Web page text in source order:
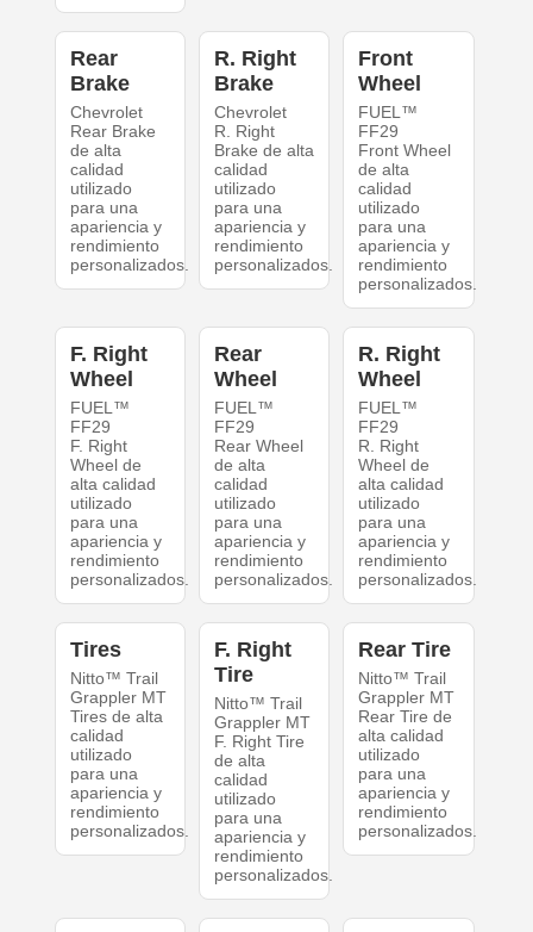
Rear
Brake
Chevrolet
Rear Brake
de alta
calidad
utilizado
para una
apariencia y
rendimiento
personalizados.
R. Right
Brake
Chevrolet
R. Right
Brake de alta
calidad
utilizado
para una
apariencia y
rendimiento
personalizados.
Front
Wheel
FUEL™
FF29
Front Wheel
de alta
calidad
utilizado
para una
apariencia y
rendimiento
personalizados.
F. Right
Wheel
FUEL™
FF29
F. Right
Wheel de
alta calidad
utilizado
para una
apariencia y
rendimiento
personalizados.
Rear
Wheel
FUEL™
FF29
Rear Wheel
de alta
calidad
utilizado
para una
apariencia y
rendimiento
personalizados.
R. Right
Wheel
FUEL™
FF29
R. Right
Wheel de
alta calidad
utilizado
para una
apariencia y
rendimiento
personalizados.
Tires
Nitto™ Trail
Grappler MT
Tires de alta
calidad
utilizado
para una
apariencia y
rendimiento
personalizados.
F. Right
Tire
Nitto™ Trail
Grappler MT
F. Right Tire
de alta
calidad
utilizado
para una
apariencia y
rendimiento
personalizados.
Rear Tire
Nitto™ Trail
Grappler MT
Rear Tire de
alta calidad
utilizado
para una
apariencia y
rendimiento
personalizados.